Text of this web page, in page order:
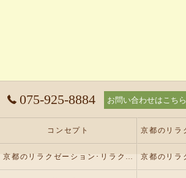
075-925-8884 お問い合わせはこちら
コンセプト
京都のリラクゼーション･リラクゼーションサロン オリーブの評判